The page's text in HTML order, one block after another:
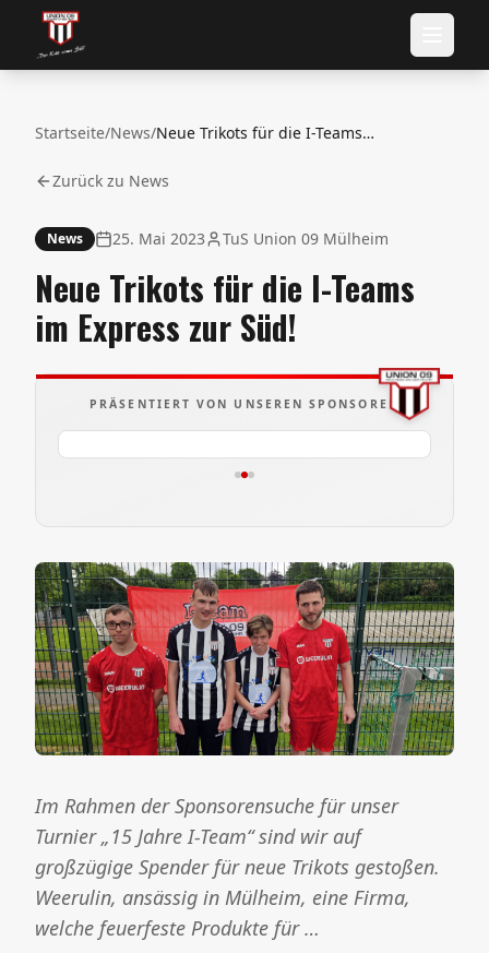
Startseite/News/ Neue Trikots für die I-Teams im Express zur Süd!
Zurück zu News
News 25. Mai 2023 TuS Union 09 Mülheim
Neue Trikots für die I-Teams
im Express zur Süd!
PRÄSENTIERT VON UNSEREN SPONSOREN